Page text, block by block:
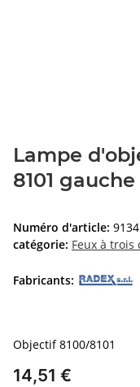
Lampe
8101
Numéro d'article:
catégorie: Feux à trois
Fabricants:
Objectif 8100/8101
14,51 €